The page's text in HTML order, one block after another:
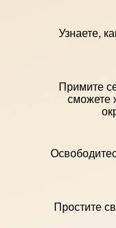
Узнаете,
Примите
сможете
Простите